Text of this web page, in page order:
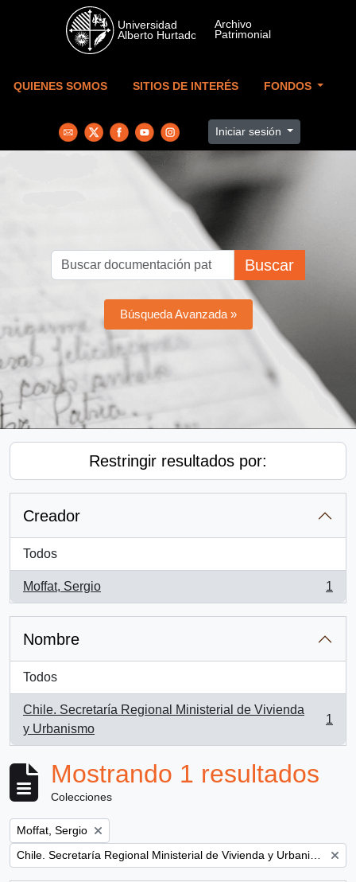
Skip to main content
QUIENES SOMOS SITIOS DE INTERÉS FONDOS
Iniciar sesión
Buscar
Búsqueda Avanzada »
Restringir resultados por:
Creador
Todos
Moffat, Sergio
, 1 resultados
1
Nombre
Todos
Chile. Secretaría Regional Ministerial de Vivienda
y Urbanismo
, 1 resultados
1
Mostrando 1 resultados
Colecciones
Remove filter:
Moffat, Sergio
Remove filter: